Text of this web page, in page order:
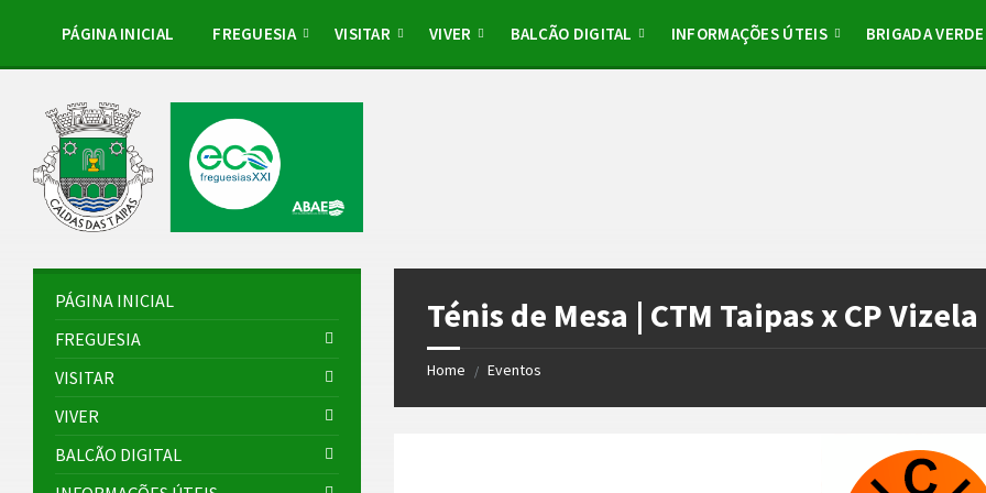
sidebar
PÁGINA INICIAL FREGUESIA VISITAR VIVER BALCÃO DIGITAL INFORMAÇÕES ÚTEIS BRIGADA VERDE
Ténis de Mesa | CTM Taipas x CP Vizela
Home / Eventos
PÁGINA INICIAL
FREGUESIA
VISITAR
VIVER
BALCÃO DIGITAL